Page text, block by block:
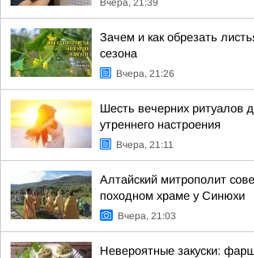
Вчера, 21:39
Зачем и как обрезать
сезона
Вчера, 21:26
Шесть вечерних ритуалов
утреннего настроения
Вчера, 21:11
Алтайский митрополит
походном храме у Синюхи
Вчера, 21:03
Невероятные закуски: